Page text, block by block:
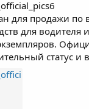
для продажи
для
статус